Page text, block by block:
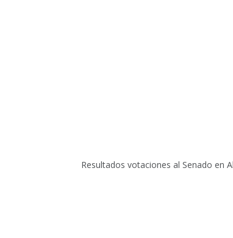
Resultados votaciones al Senado en